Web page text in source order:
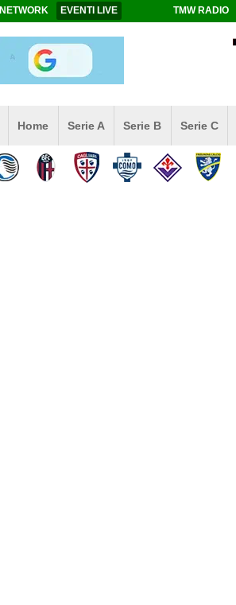
NETWORK EVENTI LIVE TMW RADIO
Home Serie A Serie B Serie C